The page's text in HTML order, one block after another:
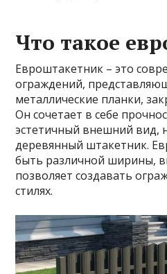
Что такое
Евроштакетник – это
ограждений,
металлические планки,
Он сочетает в себе
эстетичный внешний
деревянный штакетник.
быть различной ширины,
позволяет создавать
стилях.